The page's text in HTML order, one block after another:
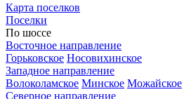
Карта поселков
Поселки
По шоссе
Восточное направление
Горьковское Носовихинское
Западное направление
Волоколамское Минское Можайское
Северное направление